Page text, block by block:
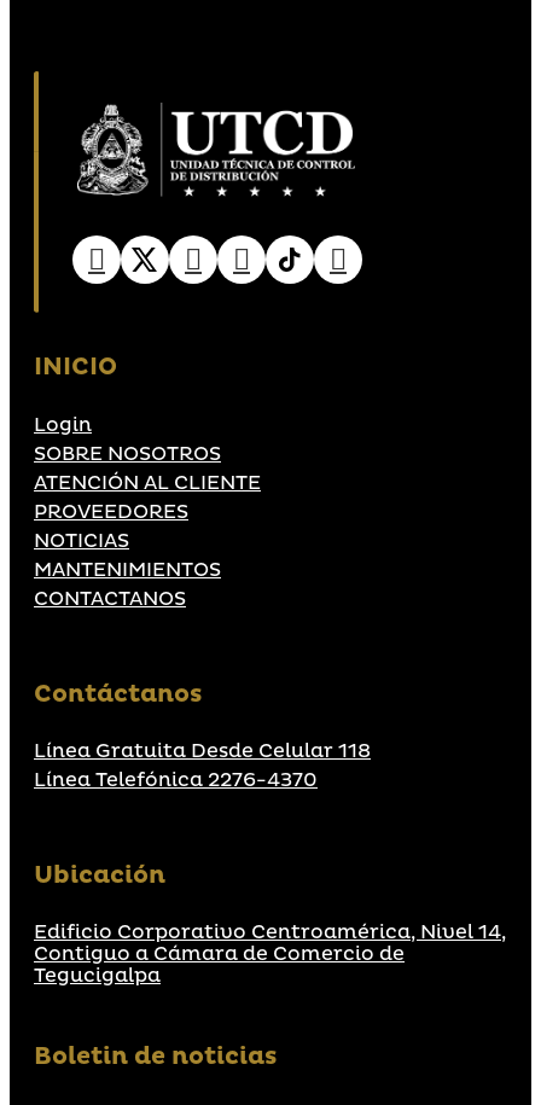
INICIO
Login
SOBRE NOSOTROS
ATENCIÓN AL CLIENTE
PROVEEDORES
NOTICIAS
MANTENIMIENTOS
CONTACTANOS
Contáctanos
Línea Gratuita Desde Celular 118
Línea Telefónica 2276-4370
Ubicación
Edificio Corporativo Centroamérica, Nivel 14,
Contiguo a Cámara de Comercio de
Tegucigalpa
Boletin de noticias